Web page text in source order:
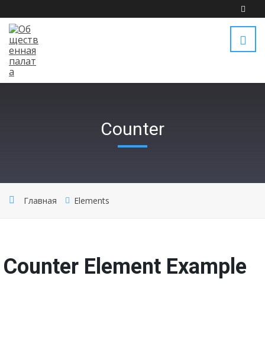
Counter
Главная Elements
Counter Element Example